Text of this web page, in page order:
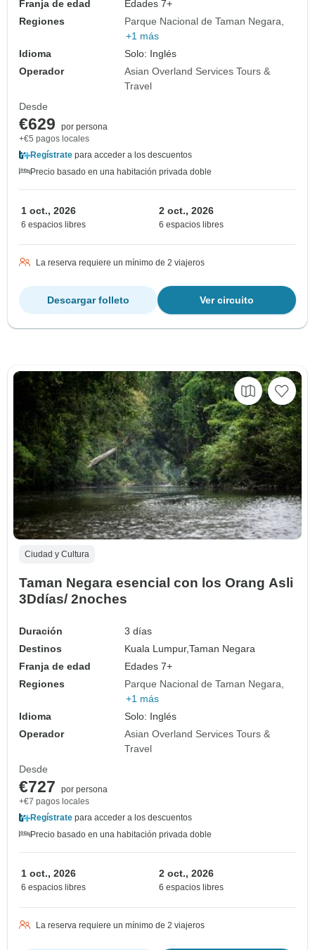
Franja de edad
Edades 7+
Regiones
Parque Nacional de Taman Negara
+1 más
Idioma
Solo: Inglés
Operador
Asian Overland Services Tours &
Travel
Desde
€629
por persona
+€5 pagos locales
Regístrate para acceder a los descuentos
Precio basado en una habitación privada doble
1 oct., 2026
6 espacios libres
2 oct., 2026
6 espacios libres
La reserva requiere un mínimo de 2 viajeros
Ver circuito
Descargar folleto
Ciudad y Cultura
Taman Negara esencial con los Orang Asli
3Ddías/ 2noches
Duración
3 días
Destinos
Kuala Lumpur,Taman Negara
Franja de edad
Edades 7+
Regiones
Parque Nacional de Taman Negara
+1 más
Idioma
Solo: Inglés
Operador
Asian Overland Services Tours &
Travel
Desde
€727
por persona
+€7 pagos locales
Regístrate para acceder a los descuentos
Precio basado en una habitación privada doble
1 oct., 2026
6 espacios libres
2 oct., 2026
6 espacios libres
La reserva requiere un mínimo de 2 viajeros